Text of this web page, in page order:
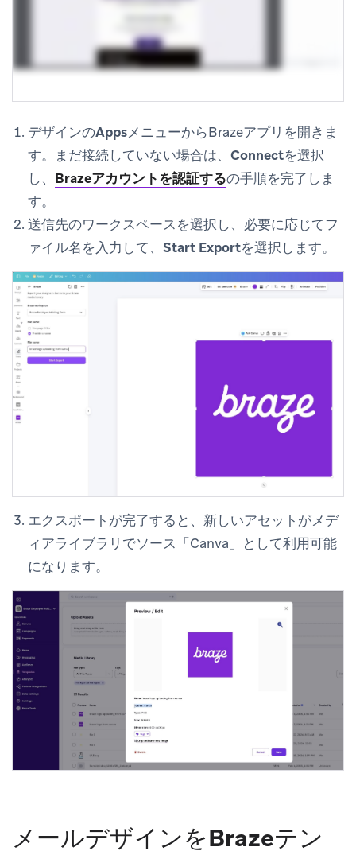
デザインのAppsメニューからBrazeアプリを開きま
す。まだ接続していない場合は、 Connectを選択
し、 Brazeアカウントを認証するの手順を完了しま
す。
送信先のワークスペースを選択し、必要に応じてフ
ァイル名を入力して、 Start Exportを選択します。
エクスポートが完了すると、新しいアセットがメデ
ィアライブラリ でソース「Canva」として利用可能
になります。
メールデザインをBrazeテン